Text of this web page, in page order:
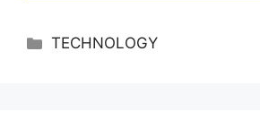
Categories
TECHNOLOGY